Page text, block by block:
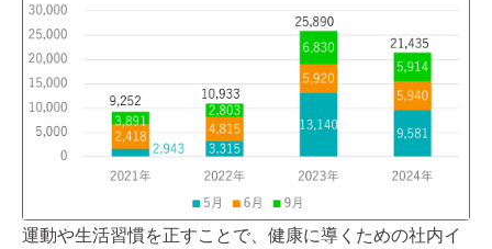
運動や生活習慣を正すことで、健康に導くための社内イ